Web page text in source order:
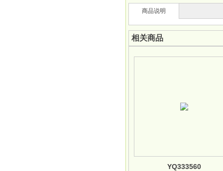
商品说明
相关商品
YQ333560